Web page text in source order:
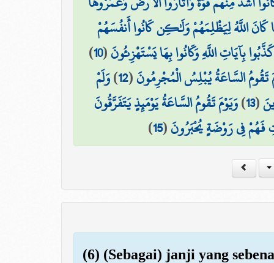
اللَّهُ لِيَظْلِمَهُمْ وَلَٰكِن كَانُوا أَنفُسَهُمْ
بِآيَاتِ اللَّهِ وَكَانُوا بِهَا يَسْتَهْزِئُونَ(
10
)
تَقُومُ السَّاعَةُ يُبْلِسُ الْمُجْرِمُونَ(
12
)وَلَمْ
(
13
)وَيَوْمَ تَقُومُ السَّاعَةُ يَوْمَئِذٍ يَتَفَرَّقُونَ
فَهُمْ فِي رَوْضَةٍ يُحْبَرُونَ(
15
)
(6) (Sebagai) janji yang